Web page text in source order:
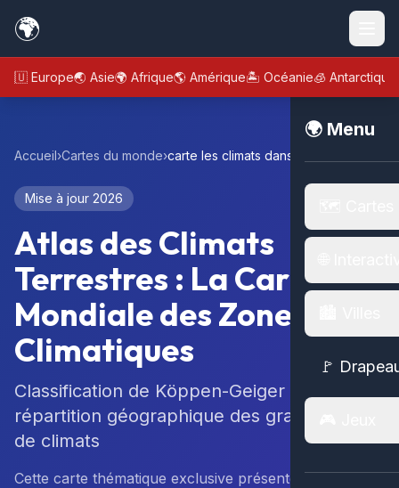
🌍
🇪🇺 Europe🌏 Asie🌍 Afrique🌎 Amérique🏝️ Océanie🧊 Antarctique
🌍 Menu
🚩
Accueil›Cartes du monde›carte les climats dans le monde
Mise à jour 2026
Atlas des Climats
Terrestres : La Carte
Mondiale des Zones
Climatiques
Classification de Köppen-Geiger et
répartition géographique des grands types
de climats
Cette carte thématique exclusive présente la